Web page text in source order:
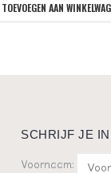
TOEVOEGEN AAN
SCHRIJF JE
Voornaam: